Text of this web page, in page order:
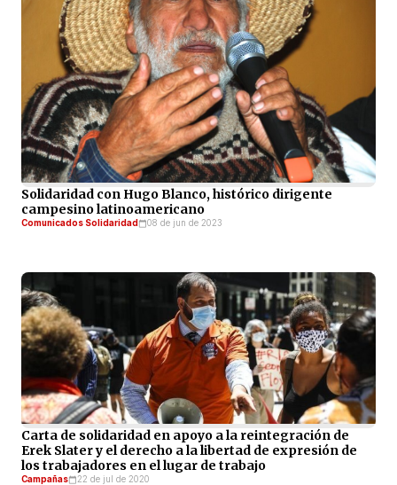
Solidaridad con Hugo Blanco, histórico dirigente
campesino latinoamericano
Comunicados Solidaridad 08 de jun de 2023
Carta de solidaridad en apoyo a la reintegración de
Erek Slater y el derecho a la libertad de expresión de
los trabajadores en el lugar de trabajo
Campañas 22 de jul de 2020